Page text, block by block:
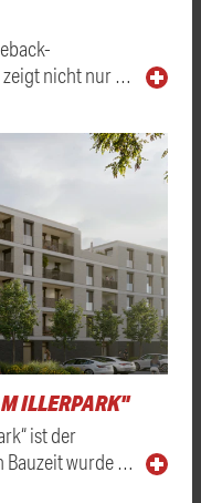
zeigt nicht nur …
ILLERPARK"
ist der
Bauzeit wurde …